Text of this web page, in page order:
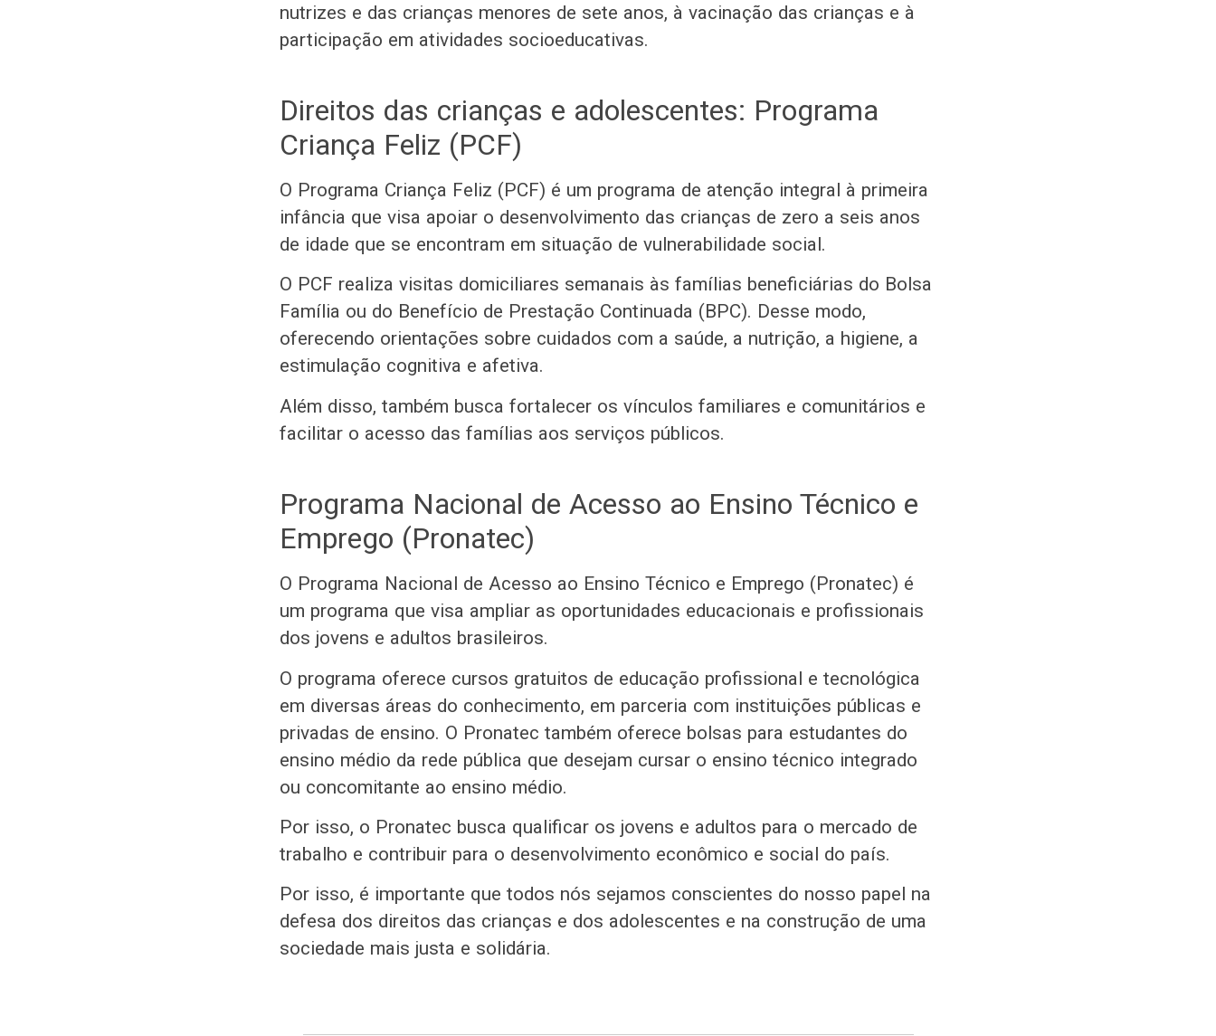
nutrizes e das crianças menores de sete anos, à vacinação das crianças e à
participação em atividades socioeducativas.
Direitos das crianças e adolescentes: Programa
Criança Feliz (PCF)
O Programa Criança Feliz (PCF) é um programa de atenção integral à primeira
infância que visa apoiar o desenvolvimento das crianças de zero a seis anos
de idade que se encontram em situação de vulnerabilidade social.
O PCF realiza visitas domiciliares semanais às famílias beneficiárias do Bolsa
Família ou do Benefício de Prestação Continuada (BPC). Desse modo,
oferecendo orientações sobre cuidados com a saúde, a nutrição, a higiene, a
estimulação cognitiva e afetiva.
Além disso, também busca fortalecer os vínculos familiares e comunitários e
facilitar o acesso das famílias aos serviços públicos.
Programa Nacional de Acesso ao Ensino Técnico e
Emprego (Pronatec)
O Programa Nacional de Acesso ao Ensino Técnico e Emprego (Pronatec) é
um programa que visa ampliar as oportunidades educacionais e profissionais
dos jovens e adultos brasileiros.
O programa oferece cursos gratuitos de educação profissional e tecnológica
em diversas áreas do conhecimento, em parceria com instituições públicas e
privadas de ensino. O Pronatec também oferece bolsas para estudantes do
ensino médio da rede pública que desejam cursar o ensino técnico integrado
ou concomitante ao ensino médio.
Por isso, o Pronatec busca qualificar os jovens e adultos para o mercado de
trabalho e contribuir para o desenvolvimento econômico e social do país.
Por isso, é importante que todos nós sejamos conscientes do nosso papel na
defesa dos direitos das crianças e dos adolescentes e na construção de uma
sociedade mais justa e solidária.